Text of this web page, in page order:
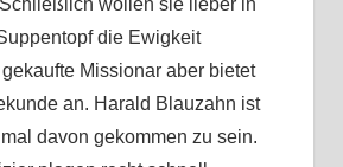
die Ewigkeit
Missionar aber bietet
an. Harald Blauzahn ist
davon gekommen zu sein.